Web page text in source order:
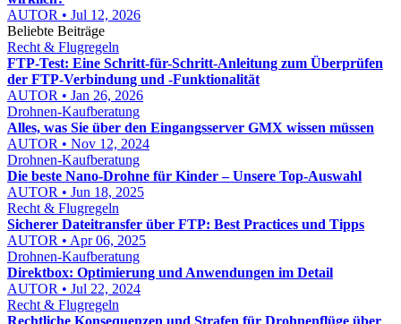
AUTOR • Jul 12, 2026
Beliebte Beiträge
Recht & Flugregeln
FTP-Test: Eine Schritt-für-Schritt-Anleitung zum Überprüfen
der FTP-Verbindung und -Funktionalität
AUTOR • Jan 26, 2026
Drohnen-Kaufberatung
Alles, was Sie über den Eingangsserver GMX wissen müssen
AUTOR • Nov 12, 2024
Drohnen-Kaufberatung
Die beste Nano-Drohne für Kinder – Unsere Top-Auswahl
AUTOR • Jun 18, 2025
Recht & Flugregeln
Sicherer Dateitransfer über FTP: Best Practices und Tipps
AUTOR • Apr 06, 2025
Drohnen-Kaufberatung
Direktbox: Optimierung und Anwendungen im Detail
AUTOR • Jul 22, 2024
Recht & Flugregeln
Rechtliche Konsequenzen und Strafen für Drohnenflüge über